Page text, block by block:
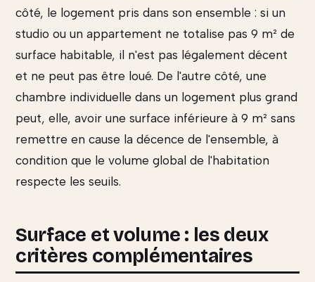
côté, le logement pris dans son ensemble : si un
studio ou un appartement ne totalise pas 9 m² de
surface habitable, il n'est pas légalement décent
et ne peut pas être loué. De l'autre côté, une
chambre individuelle dans un logement plus grand
peut, elle, avoir une surface inférieure à 9 m² sans
remettre en cause la décence de l'ensemble, à
condition que le volume global de l'habitation
respecte les seuils.
Surface et volume : les deux
critères complémentaires